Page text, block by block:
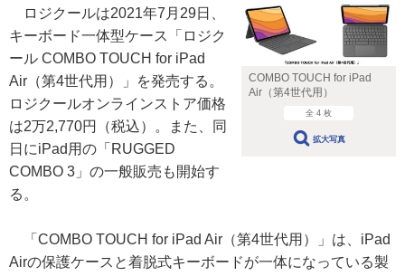
COMBO TOUCH for iPad
Air（第4世代用）
全 4 枚
拡大写真
ロジクールは2021年7月29日、
キーボード一体型ケース「ロジク
ール COMBO TOUCH for iPad
Air（第4世代用）」を発売する。
ロジクールオンラインストア価格
は2万2,770円（税込）。また、同
日にiPad用の「RUGGED
COMBO 3」の一般販売も開始す
る。
「COMBO TOUCH for iPad Air（第4世代用）」は、iPad
Airの保護ケースと着脱式キーボードが一体になっている製